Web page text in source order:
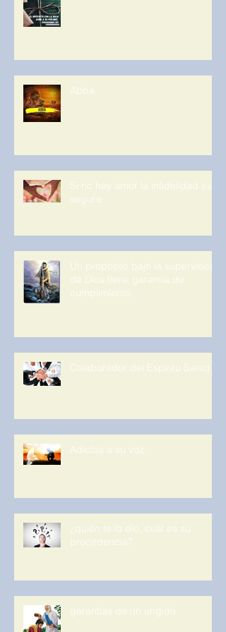
Abba
Si no hay amor la infidelidad es
segura
Un propósito bajo la supervisión
de Dios tiene garantía de
cumplimiento.
Colaborador del Espíritu Santo.
Adictos a su voz.
¿quién te lo dio, cuál es su
procedencia?
garantías de un ungido